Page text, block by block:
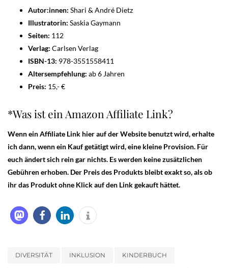
Autor:innen: Shari & André Dietz
Illustratorin: Saskia Gaymann
Seiten: 112
Verlag: Carlsen Verlag
ISBN-13: 978-3551558411
Altersempfehlung: ab 6 Jahren
Preis: 15,- €
*Was ist ein Amazon Affiliate Link?
Wenn ein Affiliate Link hier auf der Website benutzt wird, erhalte
ich dann, wenn ein Kauf getätigt wird, eine kleine Provision. Für
euch ändert sich rein gar nichts. Es werden keine zusätzlichen
Gebühren erhoben. Der Preis des Produkts bleibt exakt so, als ob
ihr das Produkt ohne Klick auf den Link gekauft hättet.
DIVERSITÄT INKLUSION KINDERBUCH